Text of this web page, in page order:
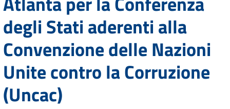
degli Stati aderenti alla
Convenzione delle Nazioni
Unite contro la Corruzione
(Uncac)